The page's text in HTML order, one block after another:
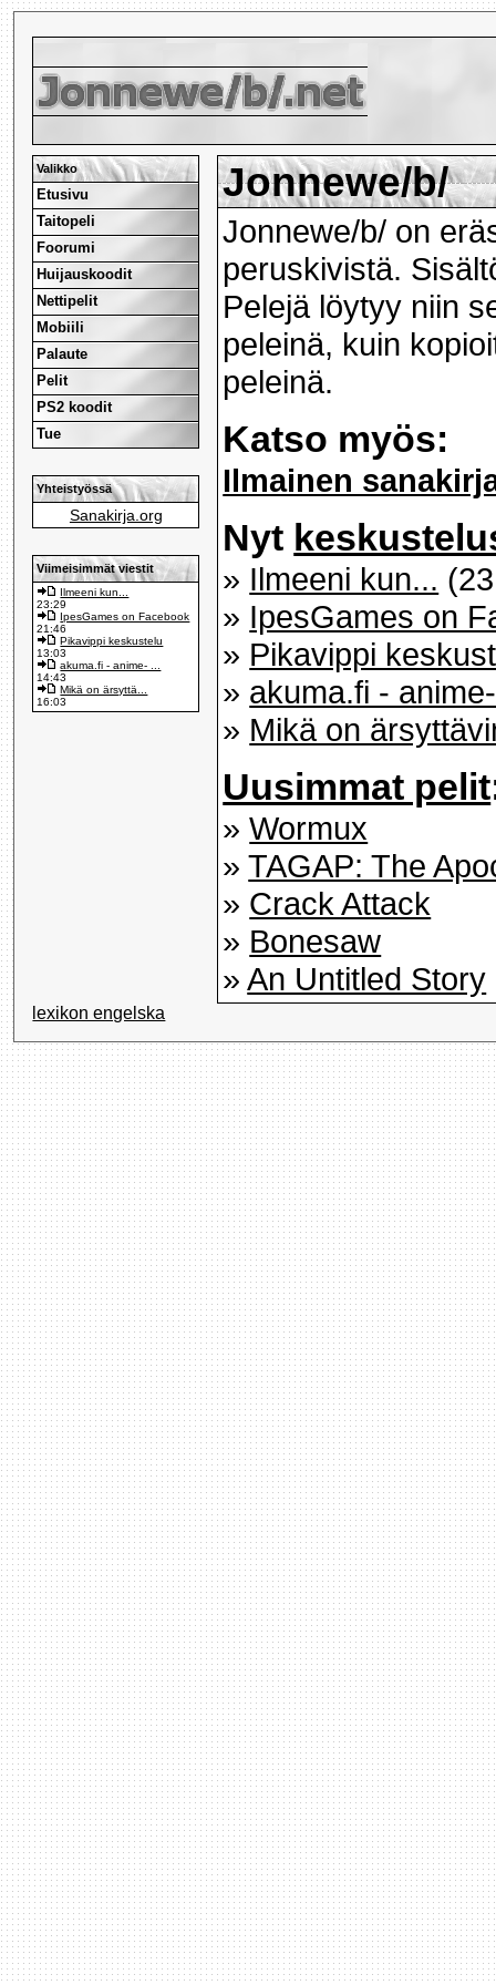
Valikko
Etusivu
Taitopeli
Foorumi
Huijauskoodit
Nettipelit
Mobiili
Palaute
Pelit
PS2 koodit
Tue
Yhteistyössä
Sanakirja.org
Viimeisimmät viestit
Ilmeeni kun...
23:29
IpesGames on Facebook
21:46
Pikavippi keskustelu
13:03
akuma.fi - anime- ...
14:43
Mikä on ärsyttä...
16:03
Jonnewe/b/
Jonnewe/b/ on
peruskivistä.
Pelejä löytyy niin
peleinä, kuin
peleinä.
Katso myös:
Ilmainen
Nyt
» Ilmeeni kun...
» IpesGames on
» Pikavippi
» akuma.fi -
» Mikä on
Uusimmat pelit
»Wormux
»TAGAP: The
» Crack Attack
» Bonesaw
»An Untitled Story
lexikon engelska